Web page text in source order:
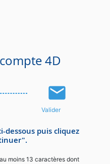
4D
email
Valider
dessous puis cliquez
moins 13 caractères dont